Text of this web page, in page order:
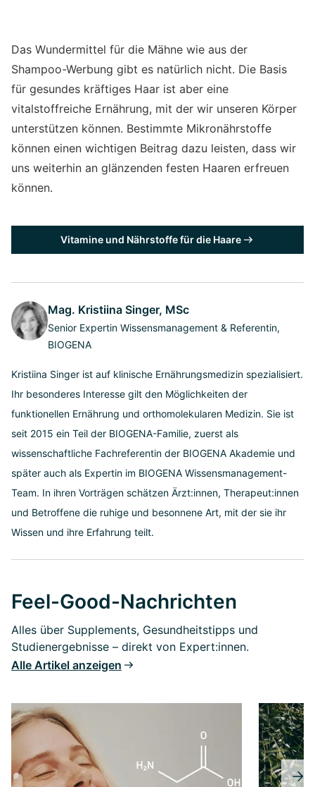
Das Wundermittel für die Mähne wie aus der
Shampoo-Werbung gibt es natürlich nicht. Die Basis
für gesundes kräftiges Haar ist aber eine
vitalstoffreiche Ernährung, mit der wir unseren Körper
unterstützen können. Bestimmte Mikronährstoffe
können einen wichtigen Beitrag dazu leisten, dass wir
uns weiterhin an glänzenden festen Haaren erfreuen
können.
Vitamine und Nährstoffe für die Haare
Mag. Kristiina Singer, MSc
Senior Expertin Wissensmanagement & Referentin,
BIOGENA
Kristiina Singer ist auf klinische Ernährungsmedizin spezialisiert.
Ihr besonderes Interesse gilt den Möglichkeiten der
funktionellen Ernährung und orthomolekularen Medizin. Sie ist
seit 2015 ein Teil der BIOGENA-Familie, zuerst als
wissenschaftliche Fachreferentin der BIOGENA Akademie und
später auch als Expertin im BIOGENA Wissensmanagement-
Team. In ihren Vorträgen schätzen Ärzt:innen, Therapeut:innen
und Betroffene die ruhige und besonnene Art, mit der sie ihr
Wissen und ihre Erfahrung teilt.
Feel-Good-Nachrichten
Alles über Supplements, Gesundheitstipps und
Studienergebnisse – direkt von Expert:innen.
Alle Artikel anzeigen